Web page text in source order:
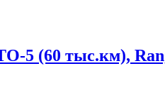
5 (60 тыс.км),